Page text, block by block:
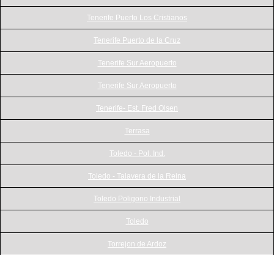
Tenerife Puerto Los Cristianos
Tenerife Puerto de la Cruz
Tenerife Sur Aeropuerto
Tenerife Sur Aeropuerto
Tenerife- Est. Fred Olsen
Terrasa
Toledo - Pol. Ind.
Toledo - Talavera de la Reina
Toledo Poligono Industrial
Toledo
Torrejon de Ardoz